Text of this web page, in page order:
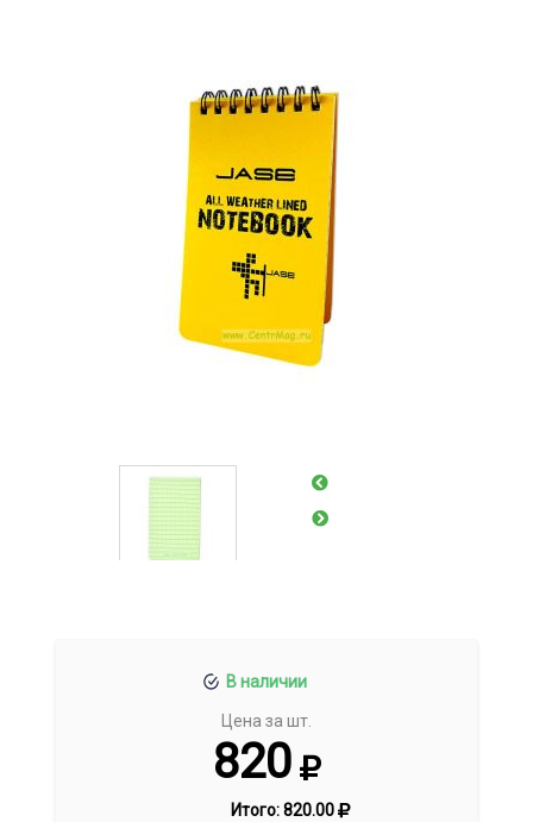
В наличии
Цена за шт.
820
Итого:820.00